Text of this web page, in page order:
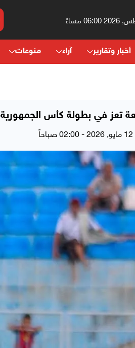
أخبار وتقارير آراء منوعات
تعز في بطولة كأس الجمهورية